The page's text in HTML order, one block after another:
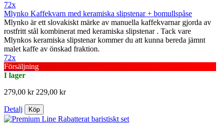
72x
Mlynko Kaffekvarn med keramiska slipstenar + bomullspåse
Mlynko är ett slovakiskt märke av manuella kaffekvarnar gjorda av
rostfritt stål kombinerat med keramiska slipstenar . Tack vare
Mlynkos keramiska slipstenar kommer du att kunna bereda jämnt
malet kaffe av önskad fraktion.
72x
Försäljning
I lager
279,00 kr 229,00 kr
Detalj Köp